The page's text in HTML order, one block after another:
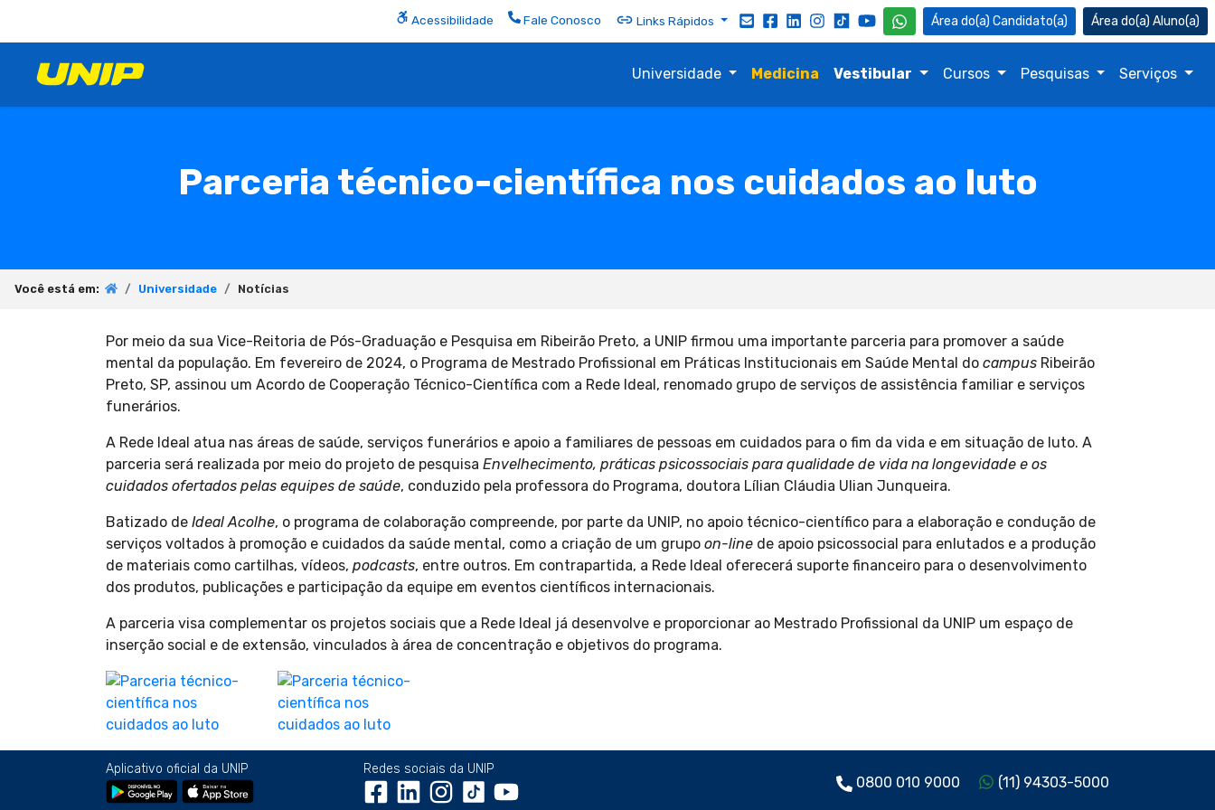
Acessibilidade Fale Conosco Links Rápidos Candidato(a) Aluno(a)
Universidade Medicina Vestibular Cursos Pesquisas Serviços
Parceria técnico-científica nos cuidados ao luto
Você está em: Universidade Notícias
Por meio da sua Vice-Reitoria de Pós-Graduação e Pesquisa em Ribeirão Preto, a UNIP firmou uma importante parceria para promover a saúde
mental da população. Em fevereiro de 2024, o Programa de Mestrado Profissional em Práticas Institucionais em Saúde Mental do campus Ribeirão
Preto, SP, assinou um Acordo de Cooperação Técnico-Científica com a Rede Ideal, renomado grupo de serviços de assistência familiar e serviços
funerários.
A Rede Ideal atua nas áreas de saúde, serviços funerários e apoio a familiares de pessoas em cuidados para o fim da vida e em situação de luto. A
parceria será realizada por meio do projeto de pesquisa Envelhecimento, práticas psicossociais para qualidade de vida na longevidade e os
cuidados ofertados pelas equipes de saúde, conduzido pela professora do Programa, doutora Lílian Cláudia Ulian Junqueira.
Batizado de Ideal Acolhe, o programa de colaboração compreende, por parte da UNIP, no apoio técnico-científico para a elaboração e condução de
serviços voltados à promoção e cuidados da saúde mental, como a criação de um grupo on-line de apoio psicossocial para enlutados e a produção
de materiais como cartilhas, vídeos, podcasts, entre outros. Em contrapartida, a Rede Ideal oferecerá suporte financeiro para o desenvolvimento
dos produtos, publicações e participação da equipe em eventos científicos internacionais.
A parceria visa complementar os projetos sociais que a Rede Ideal já desenvolve e proporcionar ao Mestrado Profissional da UNIP um espaço de
inserção social e de extensão, vinculados à área de concentração e objetivos do programa.
Aplicativo oficial da UNIP Redes sociais da UNIP
0800 010 9000 (11) 94303-5000